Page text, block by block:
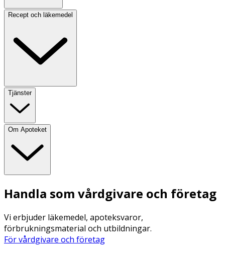
Recept och läkemedel
Tjänster
Om Apoteket
Handla som vårdgivare och företag
Vi erbjuder läkemedel, apoteksvaror,
förbrukningsmaterial och utbildningar.
För vårdgivare och företag